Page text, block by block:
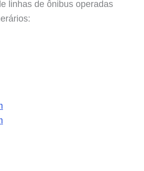
linhas de ônibus operadas